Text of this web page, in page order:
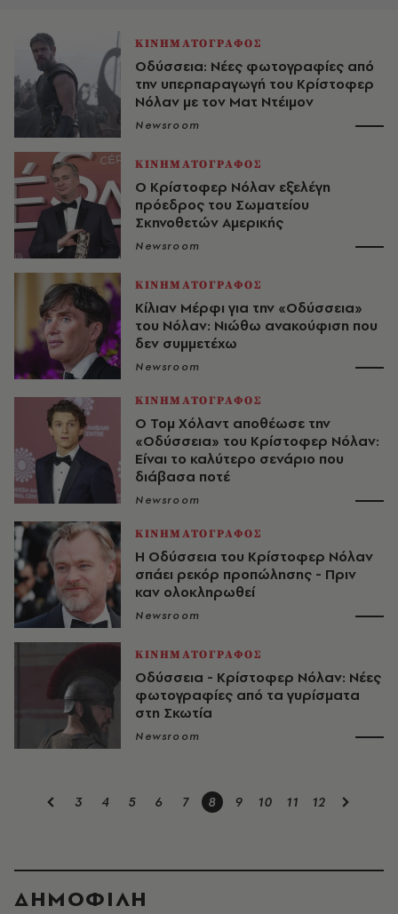
ΚΙΝΗΜΑΤΟΓΡΑΦΟΣ
Οδύσσεια: Νέες φωτογραφίες από
την υπερπαραγωγή του Κρίστοφερ
Νόλαν με τον Ματ Ντέιμον
Newsroom
ΚΙΝΗΜΑΤΟΓΡΑΦΟΣ
Ο Κρίστοφερ Νόλαν εξελέγη
πρόεδρος του Σωματείου
Σκηνοθετών Αμερικής
Newsroom
ΚΙΝΗΜΑΤΟΓΡΑΦΟΣ
Κίλιαν Μέρφι για την «Οδύσσεια»
του Νόλαν: Νιώθω ανακούφιση που
δεν συμμετέχω
Newsroom
ΚΙΝΗΜΑΤΟΓΡΑΦΟΣ
Ο Τομ Χόλαντ αποθέωσε την
«Οδύσσεια» του Κρίστοφερ Νόλαν:
Είναι το καλύτερο σενάριο που
διάβασα ποτέ
Newsroom
ΚΙΝΗΜΑΤΟΓΡΑΦΟΣ
Η Οδύσσεια του Κρίστοφερ Νόλαν
σπάει ρεκόρ προπώλησης - Πριν
καν ολοκληρωθεί
Newsroom
ΚΙΝΗΜΑΤΟΓΡΑΦΟΣ
Οδύσσεια - Κρίστοφερ Νόλαν: Νέες
φωτογραφίες από τα γυρίσματα
στη Σκωτία
Newsroom
3 4 5 6 7 8 9 10 11 12
ΔΗΜΟΦΙΛΗ